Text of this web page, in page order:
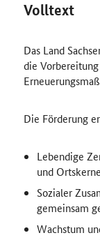
Volltext
Das Land
die
Die Förderung
Lebendige
und
Sozialer
gemeinsam
Wachstum